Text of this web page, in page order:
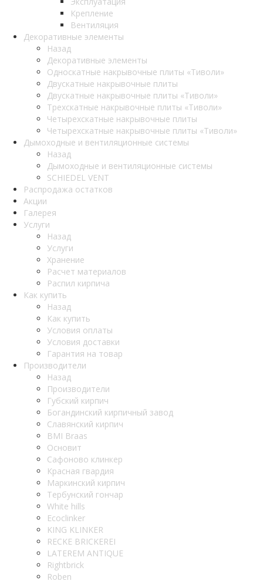
Крепление
Вентиляция
Декоративные элементы
Назад
Декоративные элементы
Односкатные накрывочные плиты «Тиволи»
Двускатные накрывочные плиты
Двускатные накрывочные плиты «Тиволи»
Трехскатные накрывочные плиты «Тиволи»
Четырехскатные накрывочные плиты
Четырехскатные накрывочные плиты «Тиволи»
Дымоходные и вентиляционные системы
Назад
Дымоходные и вентиляционные системы
SCHIEDEL VENT
Распродажа остатков
Акции
Галерея
Услуги
Назад
Услуги
Хранение
Расчет материалов
Распил кирпича
Как купить
Назад
Как купить
Условия оплаты
Условия доставки
Гарантия на товар
Производители
Назад
Производители
Губский кирпич
Богандинский кирпичный завод
Славянский кирпич
BMI Braas
Основит
Сафоново клинкер
Красная гвардия
Маркинский кирпич
Тербунский гончар
White hills
Ecoclinker
KING KLINKER
RECKE BRICKEREI
LATEREM ANTIQUE
Rightbrick
Roben